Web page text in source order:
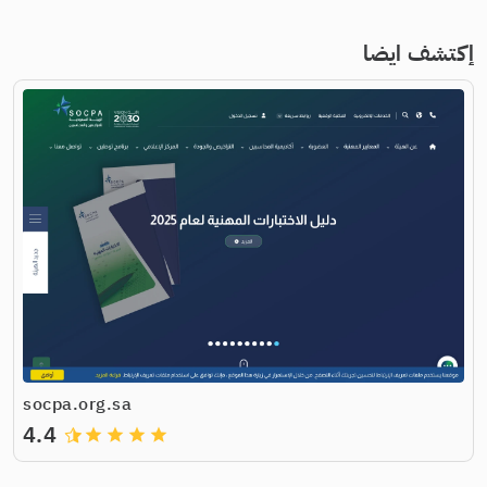
إكتشف ايضا
socpa.org.sa
grade
grade
grade
grade
4.4